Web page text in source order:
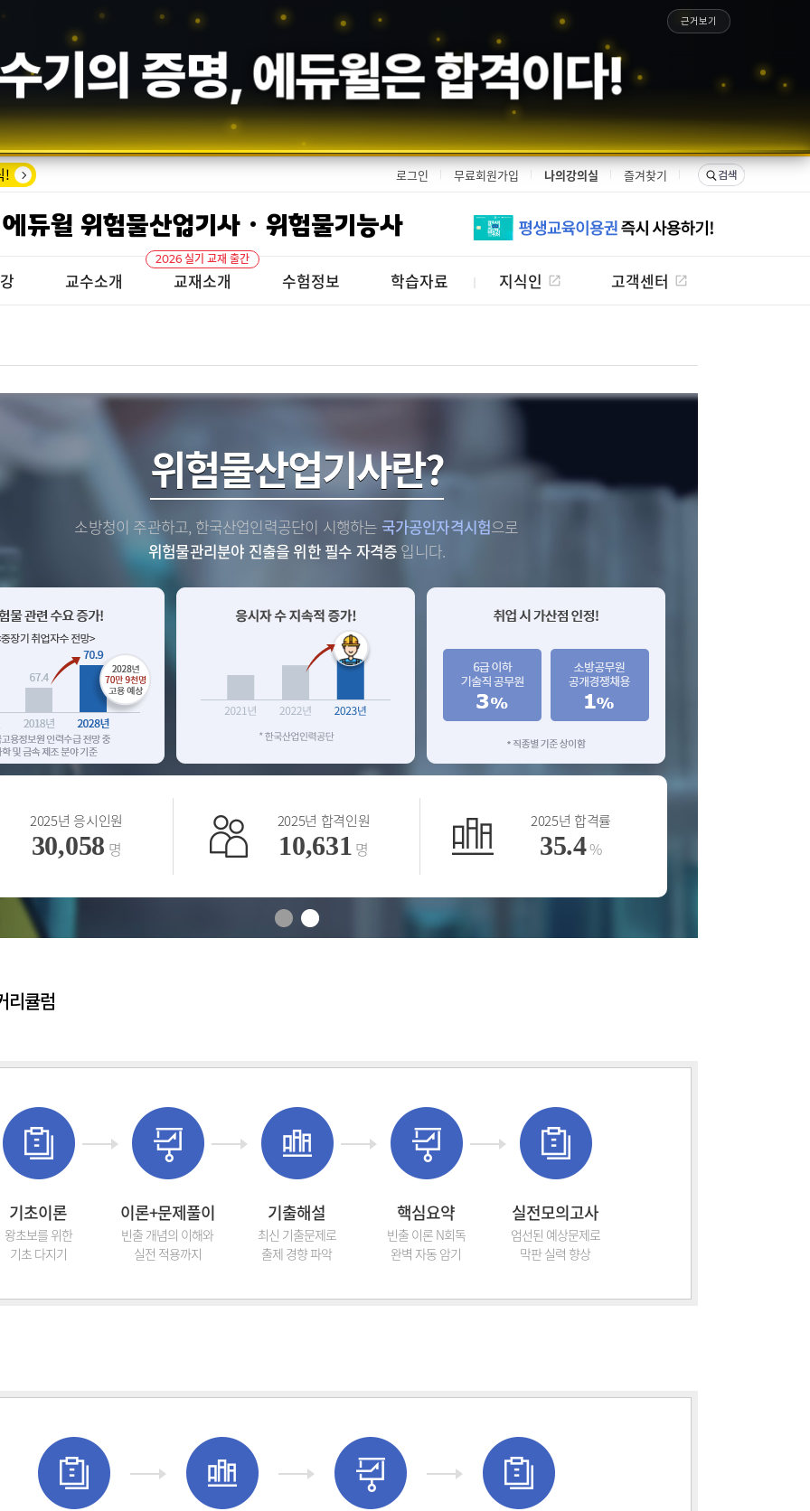
기의 증명,에듀윌은 합격이다!
근거보기
! 로그인 무료회원가입 나의강의실 즐겨찾기
에듀윌 위험물산업기사 · 위험물기능사
교수소개 교재소개
2026 실기 교재 출간
수험정보 학습자료 지식인 고객센터
험물산업기사란?
하고, 한국산업인력공단이 시행하는국가공인자격시험으로
험물관리분야 진출을 위한 필수 자격증 입니다.
2025년 합격인원
명
2025년 합격률
리큘럼
기초이론
왕초보를 위한
기초 다지기
이론+문제풀이
빈출 개념의 이해와
실전 적용까지
기출해설
최신 기출문제로
출제 경향 파악
핵심요약
빈출 이론 N회독
완벽 자동 암기
실전모의고사
엄선된 예상문제로
막판 실력 향상